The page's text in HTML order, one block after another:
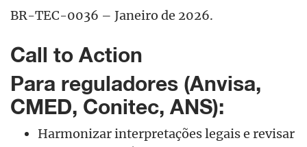
BR-TEC-0036 – Janeiro de 2026.
Call to Action
Para reguladores (Anvisa,
CMED, Conitec, ANS):
Harmonizar interpretações legais e revisar